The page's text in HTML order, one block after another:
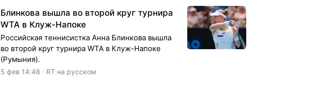
Блинкова вышла во второй круг турнира
WTA в Клуж-Напоке
Российская теннисистка Анна Блинкова вышла
во второй круг турнира WTA в Клуж-Напоке
(Румыния).
5 фев 14:48 · RT на русском